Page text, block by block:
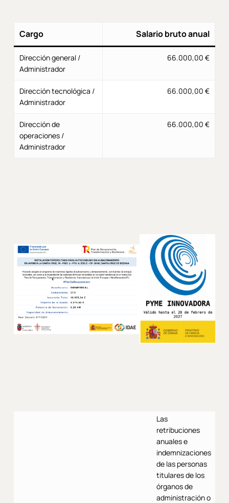
Cargo Salario bruto anual
Dirección general /
Administrador
66.000,00 €
Dirección tecnológica /
Administrador
66.000,00 €
Dirección de
operaciones /
Administrador
66.000,00 €
Las
retribuciones
anuales e
indemnizaciones
de las personas
titulares de los
órganos de
administración o